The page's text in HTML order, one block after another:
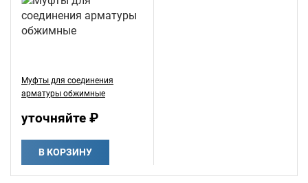
Муфты для соединения
арматуры обжимные
уточняйте ₽
В КОРЗИНУ